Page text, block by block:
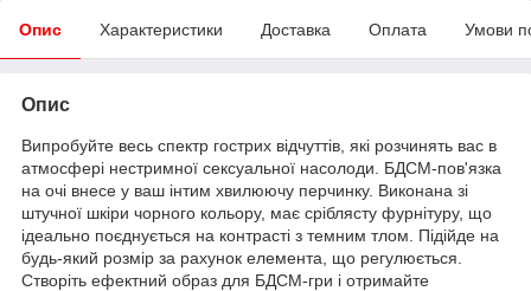
Опис Характеристики Доставка Оплата Умови
Опис
Випробуйте весь спектр гострих відчуттів, які розчинять вас в
атмосфері нестримної сексуальної насолоди. БДСМ-пов'язка
на очі внесе у ваш інтим хвилюючу перчинку. Виконана зі
штучної шкіри чорного кольору, має сріблясту фурнітуру, що
ідеально поєднується на контрасті з темним тлом. Підійде на
будь-який розмір за рахунок елемента, що регулюється.
Створіть ефектний образ для БДСМ-гри і отримайте